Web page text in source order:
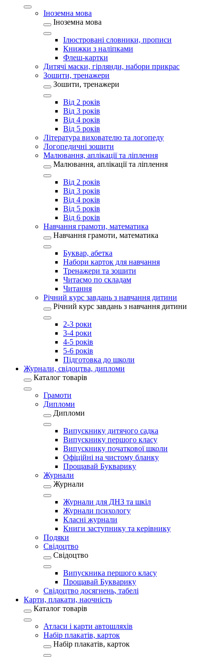
Іноземна мова
Іноземна мова
Ілюстровані словники, прописи
Книжки з наліпками
Флеш-картки
Дитячі маски, гірлянди, набори прикрас
Зошити, тренажери
Зошити, тренажери
Від 2 років
Від 3 років
Від 4 років
Від 5 років
Література вихователю та логопеду
Логопедичні зошити
Малювання, аплікації та ліплення
Малювання, аплікації та ліплення
Від 2 років
Від 3 років
Від 4 років
Від 5 років
Від 6 років
Навчання грамоти, математика
Навчання грамоти, математика
Буквар, абетка
Набори карток для навчання
Тренажери та зошити
Читаємо по складам
Читання
Річний курс завдань з навчання дитини
Річний курс завдань з навчання дитини
2-3 роки
3-4 роки
4-5 років
5-6 років
Підготовка до школи
Журнали, свідоцтва, дипломи
Каталог товарів
Грамоти
Дипломи
Дипломи
Випускнику дитячого садка
Випускнику першого класу
Випускнику початкової школи
Офіційні на чистому бланку
Прощавай Букварику
Журнали
Журнали
Журнали для ДНЗ та шкіл
Журнали психологу
Класні журнали
Книги заступнику та керівнику
Подяки
Свідоцтво
Свідоцтво
Випускника першого класу
Прощавай Букварику
Свідоцтво досягнень, табелі
Карти, плакати, наочність
Каталог товарів
Атласи і карти автошляхів
Набір плакатів, карток
Набір плакатів, карток